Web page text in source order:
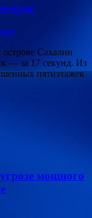
Сахалин
— за 17 секунд. Из
пятиэтажек
мощного